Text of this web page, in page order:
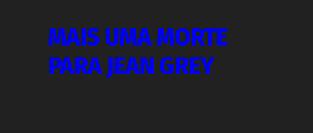
MAIS UMA MORTE
PARA JEAN GREY